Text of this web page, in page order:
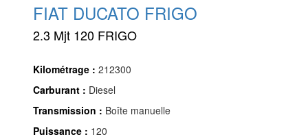
FIAT DUCATO FRIGO
2.3 Mjt 120 FRIGO
Kilométrage : 212300
Carburant : Diesel
Transmission : Boîte manuelle
Puissance : 120